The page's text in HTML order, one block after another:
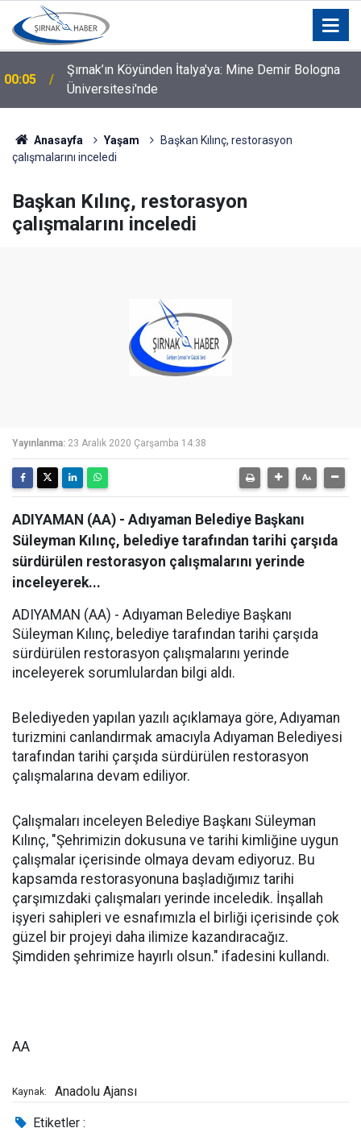
00:04
Silopi İçin Kurumlar ve STK'lar Bir Araya Geldi: Hangi
Talepler Gündeme Geldi?
Anasayfa Yaşam
Başkan Kılınç, restorasyon
çalışmalarını inceledi
Başkan Kılınç, restorasyon
çalışmalarını inceledi
Yayınlanma: 23 Aralık 2020 Çarşamba 14:38
ADIYAMAN (AA) - Adıyaman Belediye Başkanı
Süleyman Kılınç, belediye tarafından tarihi çarşıda
sürdürülen restorasyon çalışmalarını yerinde
inceleyerek...
ADIYAMAN (AA) - Adıyaman Belediye Başkanı
Süleyman Kılınç, belediye tarafından tarihi çarşıda
sürdürülen restorasyon çalışmalarını yerinde
inceleyerek sorumlulardan bilgi aldı.
Belediyeden yapılan yazılı açıklamaya göre, Adıyaman
turizmini canlandırmak amacıyla Adıyaman Belediyesi
tarafından tarihi çarşıda sürdürülen restorasyon
çalışmalarına devam ediliyor.
Çalışmaları inceleyen Belediye Başkanı Süleyman
Kılınç, "Şehrimizin dokusuna ve tarihi kimliğine uygun
çalışmalar içerisinde olmaya devam ediyoruz. Bu
kapsamda restorasyonuna başladığımız tarihi
çarşımızdaki çalışmaları yerinde inceledik. İnşallah
işyeri sahipleri ve esnafımızla el birliği içerisinde çok
güzel bir projeyi daha ilimize kazandıracağız.
Şimdiden şehrimize hayırlı olsun." ifadesini kullandı.
AA
Kaynak: Anadolu Ajansı
Etiketler :